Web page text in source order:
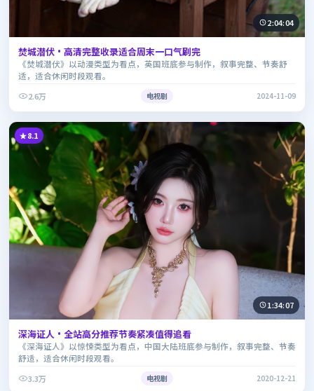
2:04:04
焚城潜伏·高清完整收录适合周末一口气刷完
《焚城潜伏》以动漫类型为看点，英国班底参与制作，叙事完整、节奏舒
适，适合休闲时段观看。
2.6万
电视剧 2024-11-09
8.1
1:34:07
深海证人·全站高分推荐节奏紧凑值得追看
《深海证人》以惊悚类型为看点，中国大陆班底参与制作，叙事完整、节奏
舒适，适合休闲时段观看。
3.3万
电视剧 2020-12-21